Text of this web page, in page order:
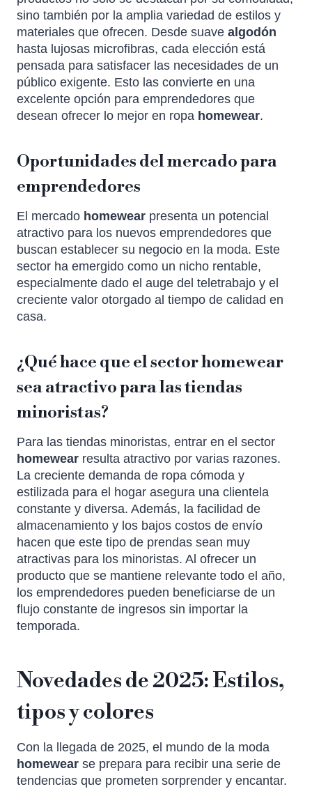
sino también por la amplia variedad de estilos y
materiales que ofrecen. Desde suave algodón
hasta lujosas microfibras, cada elección está
pensada para satisfacer las necesidades de un
público exigente. Esto las convierte en una
excelente opción para emprendedores que
desean ofrecer lo mejor en ropa homewear.
Oportunidades del mercado para
emprendedores
El mercado homewear presenta un potencial
atractivo para los nuevos emprendedores que
buscan establecer su negocio en la moda. Este
sector ha emergido como un nicho rentable,
especialmente dado el auge del teletrabajo y el
creciente valor otorgado al tiempo de calidad en
casa.
¿Qué hace que el sector homewear
sea atractivo para las tiendas
minoristas?
Para las tiendas minoristas, entrar en el sector
homewear resulta atractivo por varias razones.
La creciente demanda de ropa cómoda y
estilizada para el hogar asegura una clientela
constante y diversa. Además, la facilidad de
almacenamiento y los bajos costos de envío
hacen que este tipo de prendas sean muy
atractivas para los minoristas. Al ofrecer un
producto que se mantiene relevante todo el año,
los emprendedores pueden beneficiarse de un
flujo constante de ingresos sin importar la
temporada.
Novedades de 2025: Estilos,
tipos y colores
Con la llegada de 2025, el mundo de la moda
homewear se prepara para recibir una serie de
tendencias que prometen sorprender y encantar.